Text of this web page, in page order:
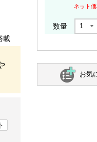
載
ネット
数量
お気